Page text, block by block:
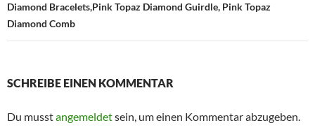
Diamond Bracelets,Pink Topaz Diamond Guirdle, Pink Topaz
Diamond Comb
SCHREIBE EINEN KOMMENTAR
Du musstangemeldetsein, um einen Kommentar abzugeben.